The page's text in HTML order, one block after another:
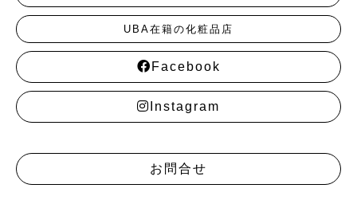
UBA在籍の化粧品店
Facebook
Instagram
お問合せ